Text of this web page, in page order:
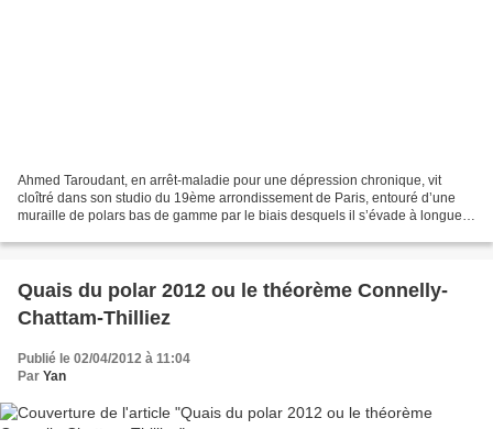
Ahmed Taroudant, en arrêt-maladie pour une dépression chronique, vit
cloîtré dans son studio du 19ème arrondissement de Paris, entouré d’une
muraille de polars bas de gamme par le biais desquels il s’évade à longueur
Quais du polar 2012 ou le théorème Connelly-
Chattam-Thilliez
Publié le 02/04/2012 à 11:04
Par Yan